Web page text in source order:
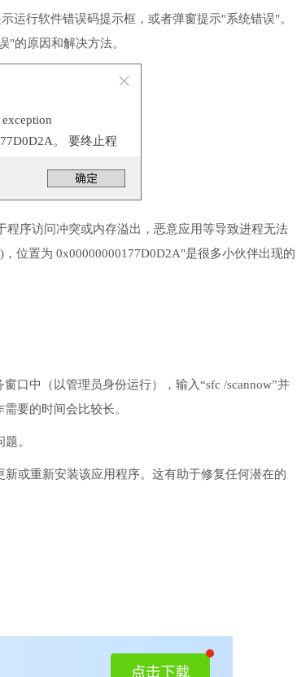
运行软件错误码提示框，或者弹窗提示"系统错误"。
"的原因和解决方法。
。 要终止程
程序访问冲突或内存溢出，恶意应用等导致进程无法
位置为 0x00000000177D0D2A"是很多小伙伴出现的
口中（以管理员身份运行），输入“sfc /scannow”并
要的时间会比较长。
。
或重新安装该应用程序。这有助于修复任何潜在的